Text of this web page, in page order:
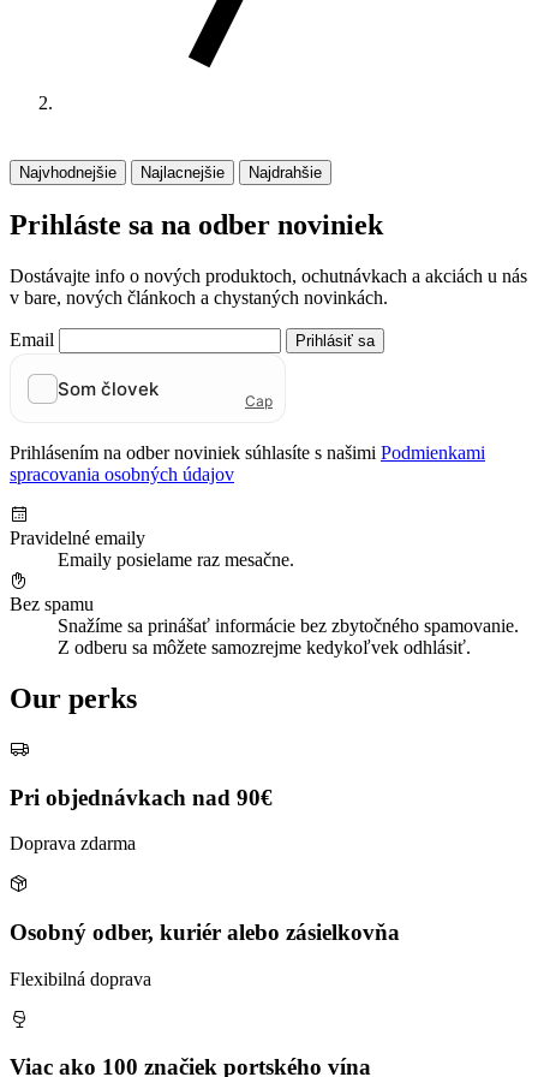
Najvhodnejšie Najlacnejšie Najdrahšie
Prihláste sa na odber noviniek
Dostávajte info o nových produktoch, ochutnávkach a akciách u nás
v bare, nových článkoch a chystaných novinkách.
Email Prihlásiť sa
Prihlásením na odber noviniek súhlasíte s našimi Podmienkami
spracovania osobných údajov
Pravidelné emaily
Emaily posielame raz mesačne.
Bez spamu
Snažíme sa prinášať informácie bez zbytočného spamovanie.
Z odberu sa môžete samozrejme kedykoľvek odhlásiť.
Our perks
Pri objednávkach nad 90€
Doprava zdarma
Osobný odber, kuriér alebo zásielkovňa
Flexibilná doprava
Viac ako 100 značiek portského vína